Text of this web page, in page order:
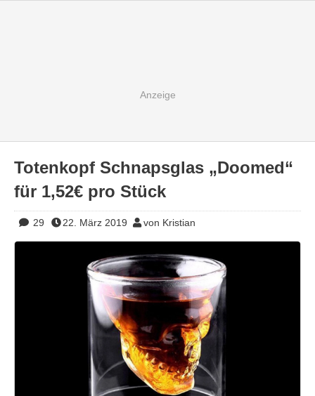
Totenkopf Schnapsglas „Doomed“
für 1,52€ pro Stück
29 22. März 2019 von Kristian